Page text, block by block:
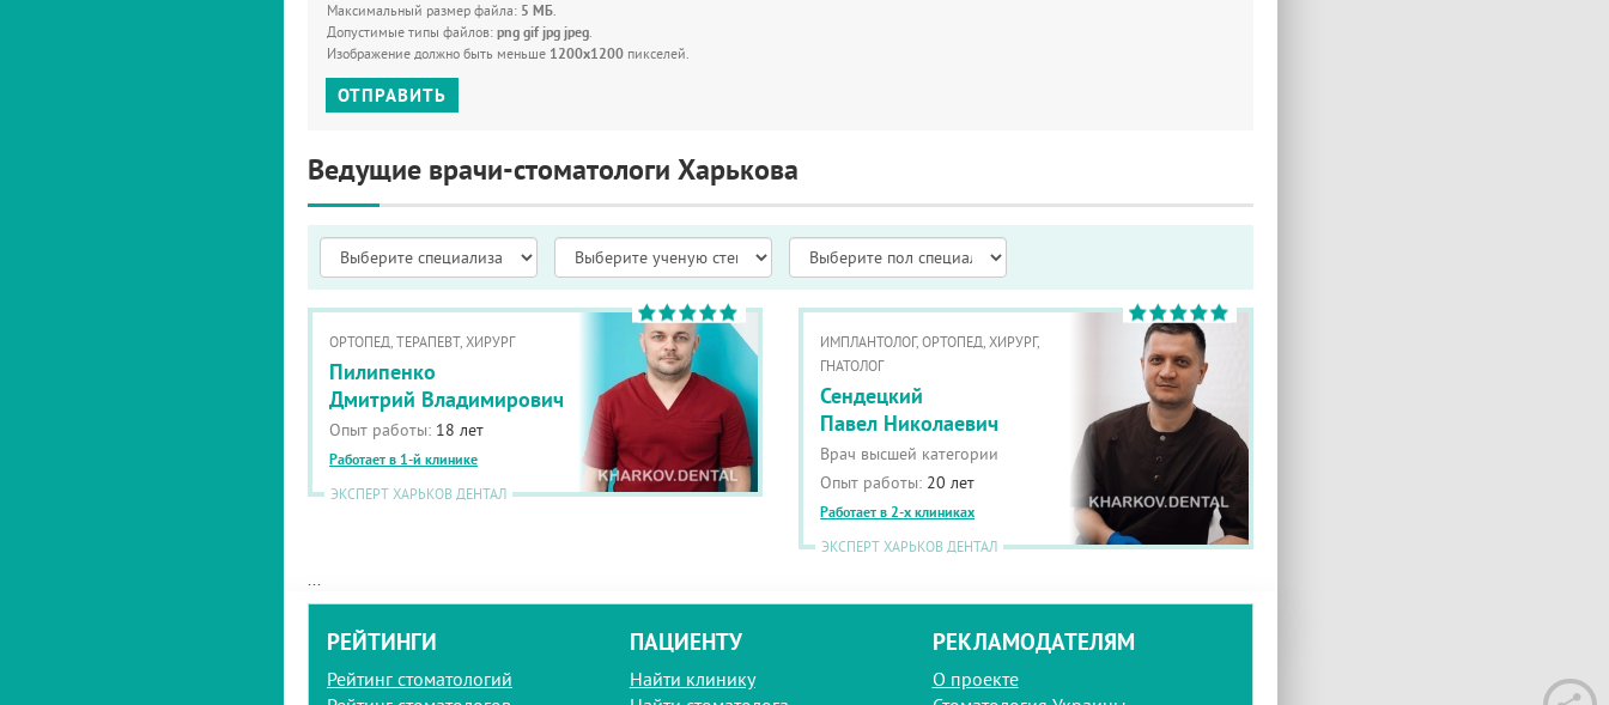
Максимальный размер файла: 5 МБ.
Допустимые типы файлов: png gif jpg jpeg.
Изображение должно быть меньше 1200x1200 пикселей.
ОТПРАВИТЬ
Ведущие врачи-стоматологи Харькова
ОРТОПЕД, ТЕРАПЕВТ, ХИРУРГ
Пилипенко
Дмитрий Владимирович
Опыт работы: 18 лет
Работает в 1-й клинике
ЭКСПЕРТ ХАРЬКОВ ДЕНТАЛ
ИМПЛАНТОЛОГ, ОРТОПЕД, ХИРУРГ,
ГНАТОЛОГ
Сендецкий
Павел Николаевич
Врач высшей категории
Опыт работы: 20 лет
Работает в 2-х клиниках
ЭКСПЕРТ ХАРЬКОВ ДЕНТАЛ
...
РЕЙТИНГИ
Рейтинг стоматологий
ПАЦИЕНТУ
Найти клинику
РЕКЛАМОДАТЕЛЯМ
О проекте